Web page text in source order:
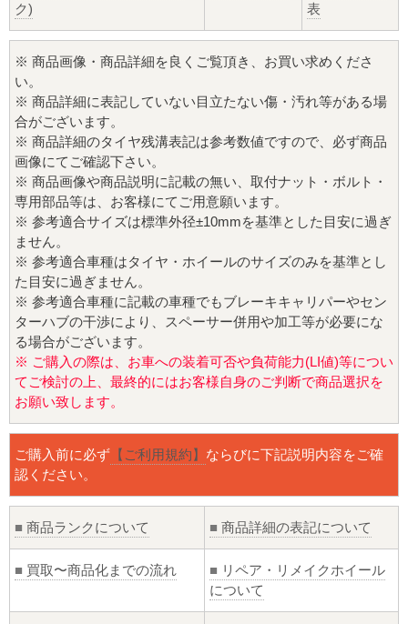
ク)
表
※ 商品画像・商品詳細を良くご覧頂き、お買い求めくださ
い。
※ 商品詳細に表記していない目立たない傷・汚れ等がある場
合がございます。
※ 商品詳細のタイヤ残溝表記は参考数値ですので、必ず商品
画像にてご確認下さい。
※ 商品画像や商品説明に記載の無い、取付ナット・ボルト・
専用部品等は、お客様にてご用意願います。
※ 参考適合サイズは標準外径±10mmを基準とした目安に過ぎ
ません。
※ 参考適合車種はタイヤ・ホイールのサイズのみを基準とし
た目安に過ぎません。
※ 参考適合車種に記載の車種でもブレーキキャリパーやセン
ターハブの干渉により、スペーサー併用や加工等が必要にな
る場合がございます。
※ ご購入の際は、お車への装着可否や負荷能力(LI値)等につい
てご検討の上、最終的にはお客様自身のご判断で商品選択を
お願い致します。
ご購入前に必ず 【ご利用規約】 ならびに下記説明内容をご確
認ください。
■ 商品ランクについて ■ 商品詳細の表記について
■ 買取〜商品化までの流れ ■ リペア・リメイクホイール
について